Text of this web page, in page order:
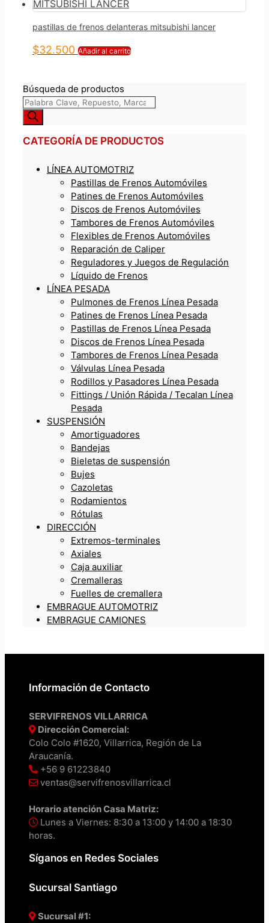
pastillas de frenos delanteras mitsubishi lancer
$32.500 Añadir al carrito
Búsqueda de productos
CATEGORÍA DE PRODUCTOS
LÍNEA AUTOMOTRIZ
Pastillas de Frenos Automóviles
Patines de Frenos Automóviles
Discos de Frenos Automóviles
Tambores de Frenos Automóviles
Flexibles de Frenos Automóviles
Reparación de Caliper
Reguladores y Juegos de Regulación
Líquido de Frenos
LÍNEA PESADA
Pulmones de Frenos Línea Pesada
Patines de Frenos Línea Pesada
Pastillas de Frenos Línea Pesada
Discos de Frenos Línea Pesada
Tambores de Frenos Línea Pesada
Válvulas Línea Pesada
Rodillos y Pasadores Línea Pesada
Fittings / Unión Rápida / Tecalan Línea
Pesada
SUSPENSIÓN
Amortiguadores
Bandejas
Bieletas de suspensión
Bujes
Cazoletas
Rodamientos
Rótulas
DIRECCIÓN
Extremos-terminales
Axiales
Caja auxiliar
Cremalleras
Fuelles de cremallera
EMBRAGUE AUTOMOTRIZ
EMBRAGUE CAMIONES
Información de Contacto
SERVIFRENOS VILLARRICA
Dirección Comercial:
Colo Colo #1620, Villarrica, Región de La
Araucanía.
+56 9 61223840
ventas@servifrenosvillarrica.cl
Horario atención Casa Matriz:
Lunes a Viernes: 8:30 a 13:00 y 14:00 a 18:30
horas.
Síganos en Redes Sociales
Sucursal Santiago
Sucursal #1: